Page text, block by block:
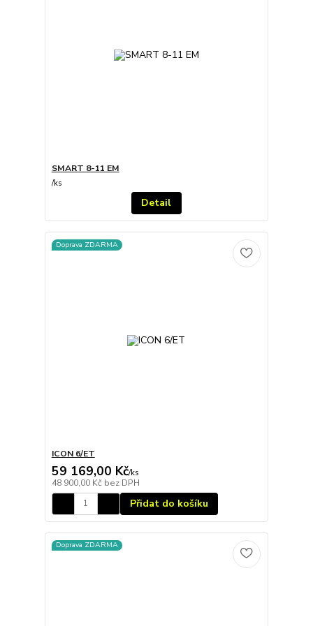
SMART 8-11 EM
/ks
Detail
Doprava ZDARMA
ICON 6/ET
59 169,00 Kč/ks
48 900,00 Kč bez DPH
Přidat do košíku
Doprava ZDARMA